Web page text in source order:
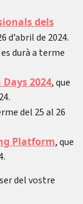
dels
d’abril de 2024.
es durà a terme
2024, que
del 25 al 26
Platform, que
del vostre